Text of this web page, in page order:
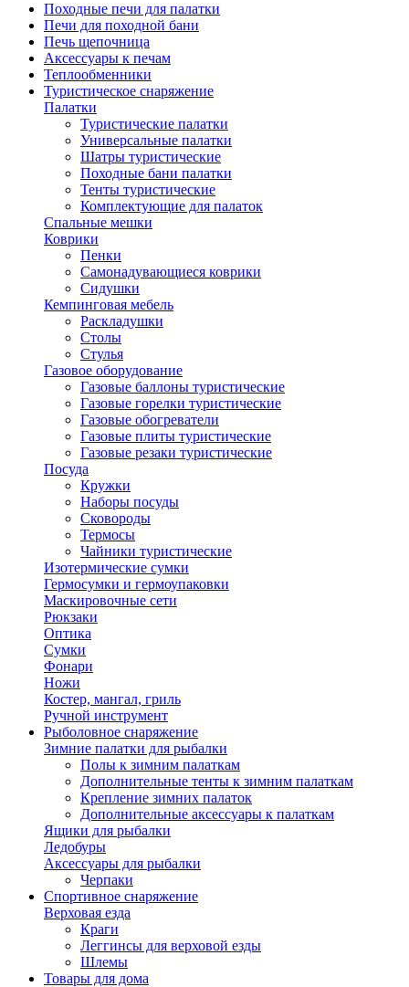
Походные печи для палатки
Печи для походной бани
Печь щепочница
Аксессуары к печам
Теплообменники
Туристическое снаряжение
Палатки
Туристические палатки
Универсальные палатки
Шатры туристические
Походные бани палатки
Тенты туристические
Комплектующие для палаток
Спальные мешки
Коврики
Пенки
Самонадувающиеся коврики
Сидушки
Кемпинговая мебель
Раскладушки
Столы
Стулья
Газовое оборудование
Газовые баллоны туристические
Газовые горелки туристические
Газовые обогреватели
Газовые плиты туристические
Газовые резаки туристические
Посуда
Кружки
Наборы посуды
Сковороды
Термосы
Чайники туристические
Изотермические сумки
Гермосумки и гермоупаковки
Маскировочные сети
Рюкзаки
Оптика
Сумки
Фонари
Ножи
Костер, мангал, гриль
Ручной инструмент
Рыболовное снаряжение
Зимние палатки для рыбалки
Полы к зимним палаткам
Дополнительные тенты к зимним палаткам
Крепление зимних палаток
Дополнительные аксессуары к палаткам
Ящики для рыбалки
Ледобуры
Аксессуары для рыбалки
Черпаки
Спортивное снаряжение
Верховая езда
Краги
Леггинсы для верховой езды
Шлемы
Товары для дома